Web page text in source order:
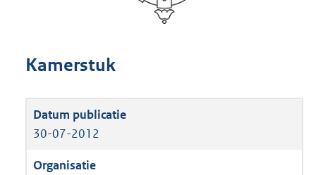
Kamerstuk
30-07-2012